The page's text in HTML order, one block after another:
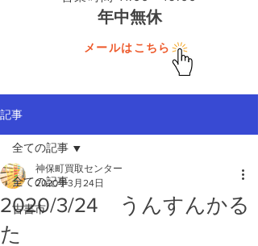
年中無休
メールはこちら
記事
全ての記事
古書市
全ての記事
2020/3/24 うんすんかる
た
神保町買取センター
2020年3月24日